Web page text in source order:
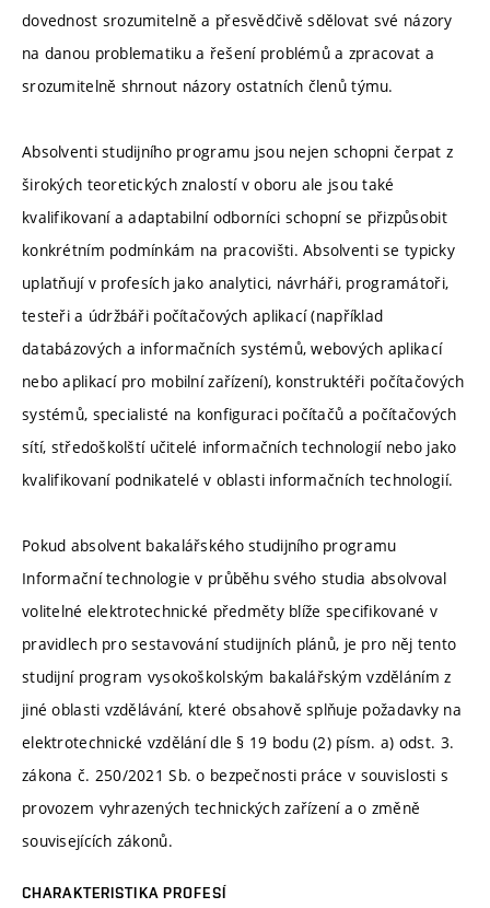
dovednost srozumitelně a přesvědčivě sdělovat své názory
na danou problematiku a řešení problémů a zpracovat a
srozumitelně shrnout názory ostatních členů týmu.
Absolventi studijního programu jsou nejen schopni čerpat z
širokých teoretických znalostí v oboru ale jsou také
kvalifikovaní a adaptabilní odborníci schopní se přizpůsobit
konkrétním podmínkám na pracovišti. Absolventi se typicky
uplatňují v profesích jako analytici, návrháři, programátoři,
testeři a údržbáři počítačových aplikací (například
databázových a informačních systémů, webových aplikací
nebo aplikací pro mobilní zařízení), konstruktéři počítačových
systémů, specialisté na konfiguraci počítačů a počítačových
sítí, středoškolští učitelé informačních technologií nebo jako
kvalifikovaní podnikatelé v oblasti informačních technologií.
Pokud absolvent bakalářského studijního programu
Informační technologie v průběhu svého studia absolvoval
volitelné elektrotechnické předměty blíže specifikované v
pravidlech pro sestavování studijních plánů, je pro něj tento
studijní program vysokoškolským bakalářským vzděláním z
jiné oblasti vzdělávání, které obsahově splňuje požadavky na
elektrotechnické vzdělání dle § 19 bodu (2) písm. a) odst. 3.
zákona č. 250/2021 Sb. o bezpečnosti práce v souvislosti s
provozem vyhrazených technických zařízení a o změně
souvisejících zákonů.
CHARAKTERISTIKA PROFESÍ